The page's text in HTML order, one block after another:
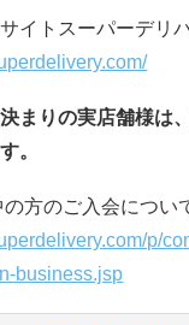
イトスーパーデリ
まりの実店舗様は
。
方のご入会につい
p/
business.jsp